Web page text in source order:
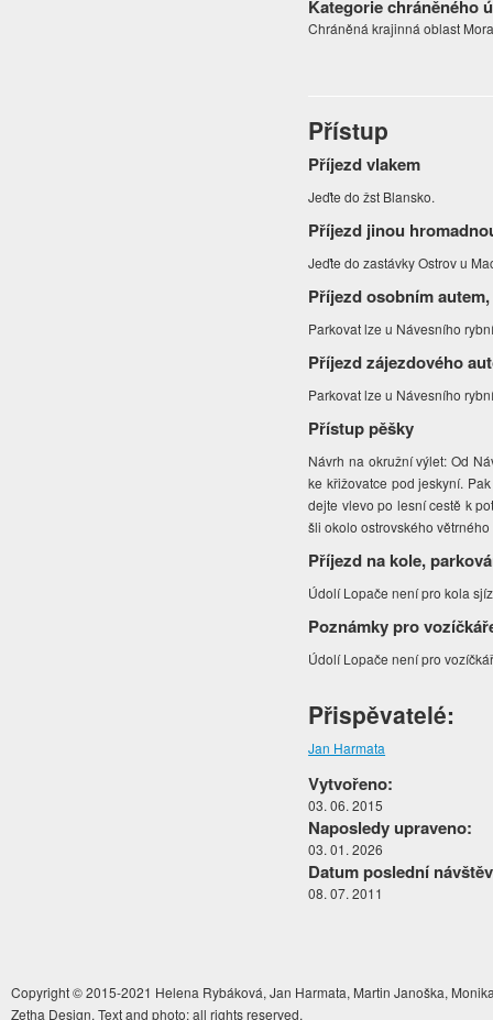
Kategorie chráněného
Chráněná krajinná oblast
Přístup
Příjezd vlakem
Jeďte do žst Blansko.
Příjezd jinou
Jeďte do zastávky Ostrov u
Příjezd osobním
Parkovat lze u Návesního
Příjezd zájezdového
Parkovat lze u Návesního
Přístup pěšky
Návrh na okružní výlet: Od
ke křižovatce pod jeskyní.
dejte vlevo po lesní cestě k
šli okolo ostrovského
Příjezd na kole,
Údolí Lopače není pro kola
Poznámky pro
Údolí Lopače není pro
Přispěvatelé:
Jan Harmata
Vytvořeno:
03. 06. 2015
Naposledy upraveno:
03. 01. 2026
Datum poslední
08. 07. 2011
Copyright © 2015-2021 Helena Rybáková, Jan Harmata, Martin Janoška,
Zetha Design. Text and photo: all rights reserved.